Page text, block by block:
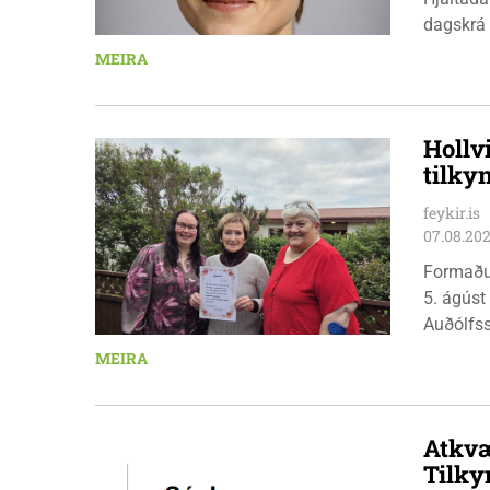
MEIRA
feykir.is
5.
MEIRA